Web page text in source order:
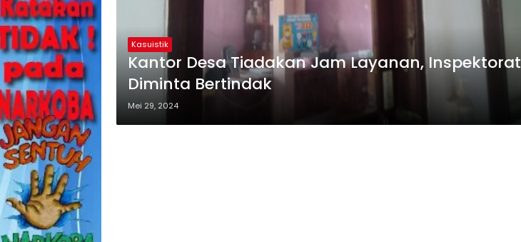
Kasuistik
Kantor Desa Tiadakan Jam Layanan, Inspektorat
Diminta Bertindak
Mei 29, 2024